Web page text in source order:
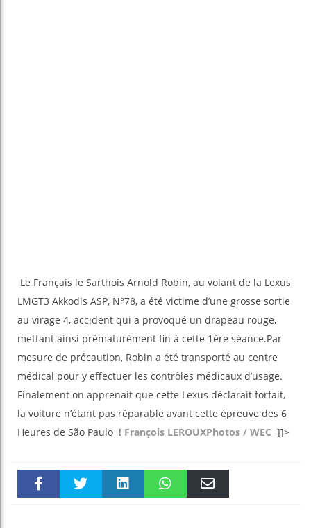
Le Français le Sarthois Arnold Robin, au volant de la Lexus
LMGT3 Akkodis ASP, N°78, a été victime d’une grosse sortie
au virage 4, accident qui a provoqué un drapeau rouge,
mettant ainsi prématurément fin à cette 1ère séance.Par
mesure de précaution, Robin a été transporté au centre
médical pour y effectuer les contrôles médicaux d’usage.
Finalement on apprenait que cette Lexus déclarait forfait,
la voiture n’étant pas réparable avant cette épreuve des 6
Heures de São Paulo ! François LEROUXPhotos / WEC ]]>